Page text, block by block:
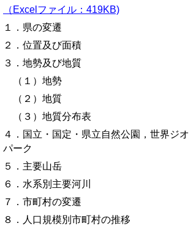
（Excelファイル：419KB)
１．県の変遷
２．位置及び面積
３．地勢及び地質
（１）地勢
（２）地質
（３）地質分布表
４．国立・国定・県立自然公園，世界ジオ
パーク
５
．主要山岳
６．水系別主要河川
７．市町村の変遷
８．人口規模別市町村の推移